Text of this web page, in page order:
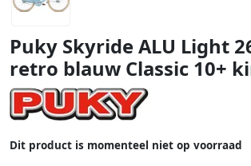
Puky Skyride ALU Light
retro blauw Classic 10+
Dit product is momenteel niet op voorraad